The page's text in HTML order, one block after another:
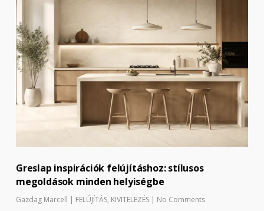
Greslap inspirációk felújításhoz: stílusos
megoldások minden helyiségbe
Gazdag Marcell | FELÚJÍTÁS, KIVITELEZÉS | No Comments